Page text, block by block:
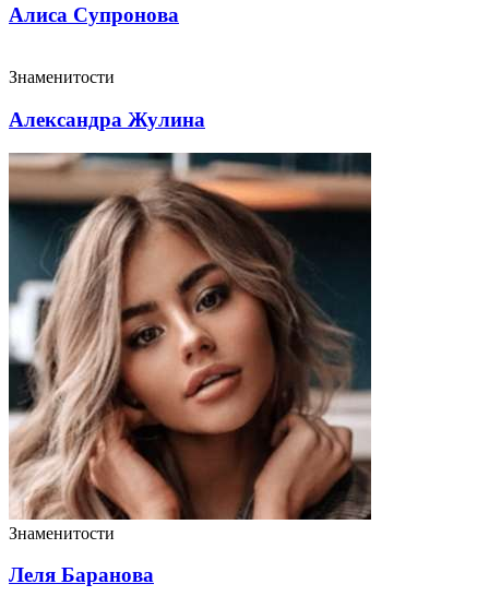
Алиса Супронова
Знаменитости
Александра Жулина
Знаменитости
Леля Баранова